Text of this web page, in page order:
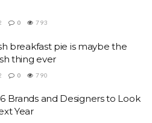
0 793
breakfast pie is maybe the
thing ever
0 790
Brands and Designers to Look
Year